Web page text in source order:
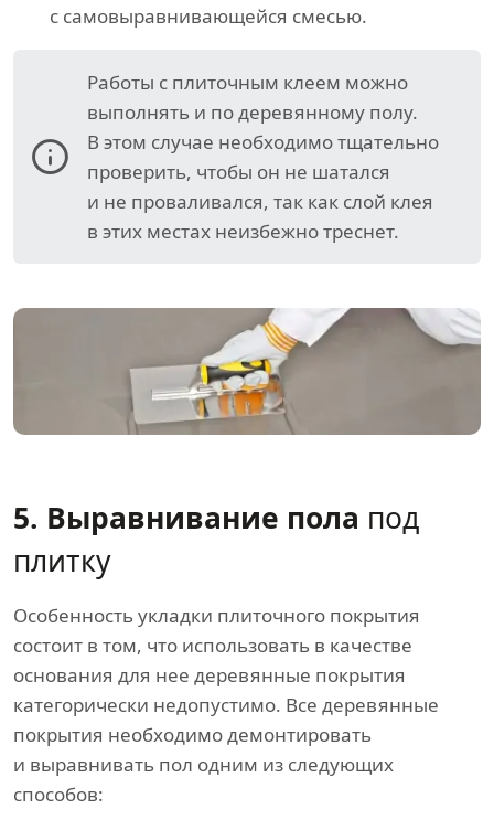
с самовыравнивающейся смесью.
Работы с плиточным клеем можно
выполнять и по деревянному полу.
В этом случае необходимо тщательно
проверить, чтобы он не шатался
и не проваливался, так как слой клея
в этих местах неизбежно треснет.
5. Выравнивание пола под
плитку
Особенность укладки плиточного покрытия
состоит в том, что использовать в качестве
основания для нее деревянные покрытия
категорически недопустимо. Все деревянные
покрытия необходимо демонтировать
и выравнивать пол одним из следующих
способов: